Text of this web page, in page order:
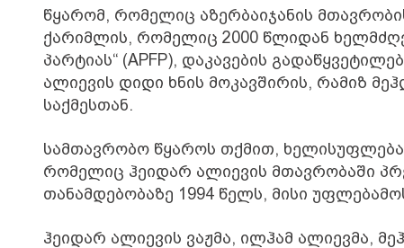
წყარომ, რომელიც აზერბაიჯანის
ქარიმლის, რომელიც 2000 წლიდან
პარტიას“ (APFP), დაკავების
ალიევის დიდი ხნის მოკავშირის, რამიზ
საქმესთან.
სამთავრობო წყაროს თქმით,
რომელიც ჰეიდარ ალიევის მთავრობაში
თანამდებობაზე 1994 წელს, მისი
ჰეიდარ ალიევის ვაჟმა, ილჰამ ალიევმა,